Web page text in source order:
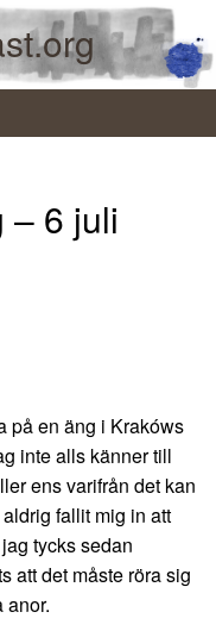
– 6 juli
på en äng i Krakóws
inte alls känner till
ens varifrån det kan
fallit mig in att
tycks sedan
att det måste röra sig
anor.